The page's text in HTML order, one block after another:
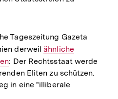
Tageszeitung Gazeta
derweilInterner
Link:
ähnliche
: Der Rechtsstaat werde
Eliten zu schützen.
in eine "illiberale